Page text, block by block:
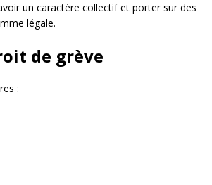
un caractère collectif et porter sur des
légale.
de grève
: